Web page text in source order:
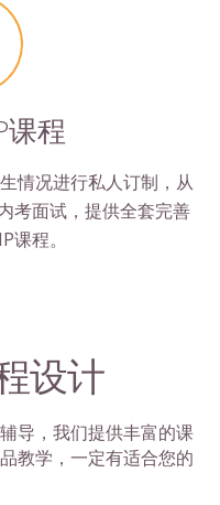
课程
情况进行私人订制，从
考面试，提供全套完善
课程。
设计
导，我们提供丰富的课
教学，一定有适合您的